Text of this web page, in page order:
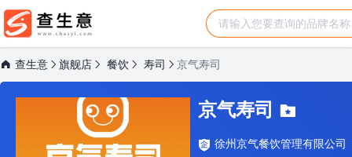
查生意 旗舰店 餐饮 寿司 京气寿司
京气寿司
徐州京气餐饮管理有限公司